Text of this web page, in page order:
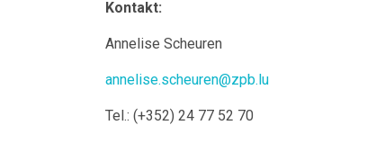
Kontakt:
Annelise Scheuren
annelise.scheuren@zpb.lu
Tel.: (+352) 24 77 52 70